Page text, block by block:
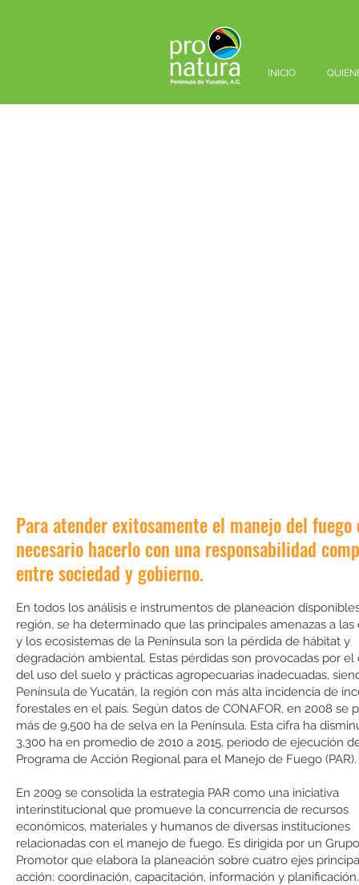
INICIO
Para atender exitosamente el manejo del fuego
necesario hacerlo con una responsabilidad
entre sociedad y gobierno.
En todos los análisis e instrumentos de planeación
región, se ha determinado que las principales amenazas a las
y los ecosistemas de la Península son la pérdida de hábitat y
degradación ambiental. Estas pérdidas son provocadas por el
del uso del suelo y prácticas agropecuarias inadecuadas,
Península de Yucatán, la región con más alta incidencia de
forestales en el país. Según datos de CONAFOR, en 2008 se
más de 9,500 ha de selva en la Península. Esta cifra ha
3,300 ha en promedio de 2010 a 2015, periodo de ejecución
Programa de Acción Regional para el Manejo de Fuego (PAR).​
En 2009 se consolida la estrategia PAR como una iniciativa
interinstitucional que promueve la concurrencia de recursos
económicos, materiales y humanos de diversas instituciones
relacionadas con el manejo de fuego. Es dirigida por un Grupo
Promotor que elabora la planeación sobre cuatro ejes
acción: coordinación, capacitación, información y planificación.